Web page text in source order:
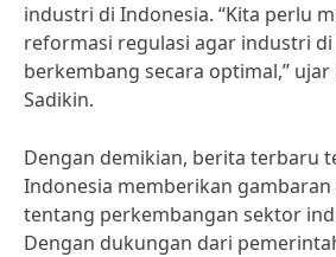
industri di Indonesia. “Kita perlu
reformasi regulasi agar industri
berkembang secara optimal,” ujar
Sadikin.
Dengan demikian, berita terbaru
Indonesia memberikan
tentang perkembangan sektor
Dengan dukungan dari